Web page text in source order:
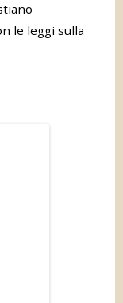
le leggi sulla